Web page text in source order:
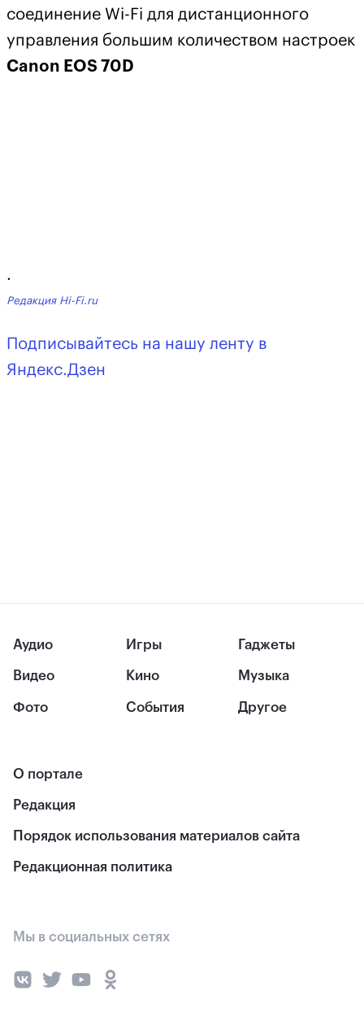
соединение Wi-Fi для дистанционного
управления большим количеством настроек
Canon EOS 70D
.
Редакция Hi-Fi.ru
Подписывайтесь на нашу ленту в
Яндекс.Дзен
Аудио
Видео
Фото
Игры
Кино
События
Гаджеты
Музыка
Другое
О портале
Редакция
Порядок использования материалов сайта
Редакционная политика
Мы в социальных сетях